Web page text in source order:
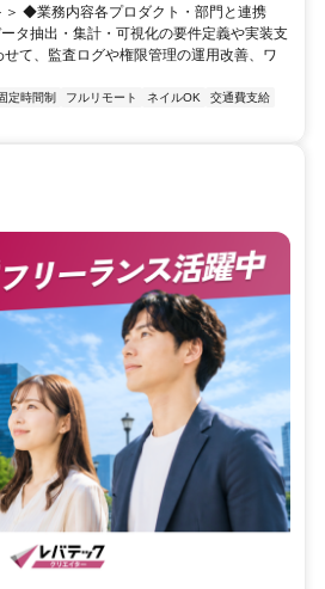
＞ ◆業務内容各プロダクト・部門と連携
タ抽出・集計・可視化の要件定義や実装支
て、監査ログや権限管理の運用改善、ワ
定時間制 フルリモート ネイルOK
交通費支給